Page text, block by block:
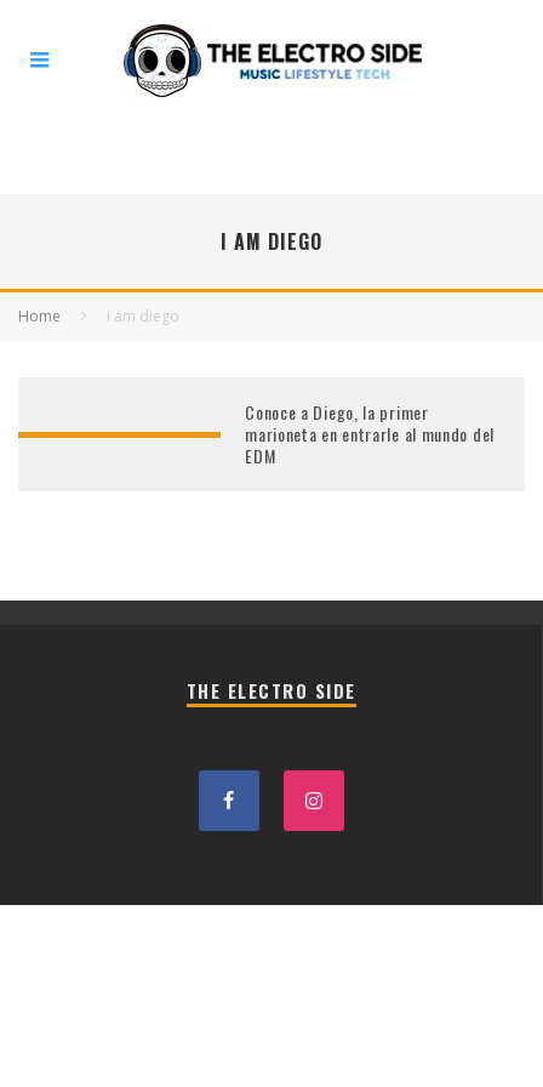
I AM DIEGO
Home i am diego
Conoce a Diego, la primer
marioneta en entrarle al mundo del
EDM
THE ELECTRO SIDE